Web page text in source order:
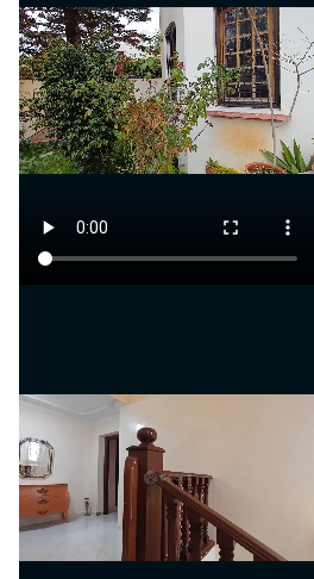
Sans vis-à-vis
ainsi une luminosité naturelle
optimale tout au long de la
journée.
La villa se compose de plusieurs
espaces fonctionnels répartis
Rez-de-chaussée :
- Une cuisine spacieuse
Étage :
- Trois chambres généreuses
- Une salle de bain complète